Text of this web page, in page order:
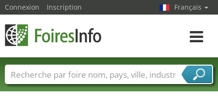
Connexion Inscription Français
Toggle
Foire noms Pays Villes
Secteurs de foire